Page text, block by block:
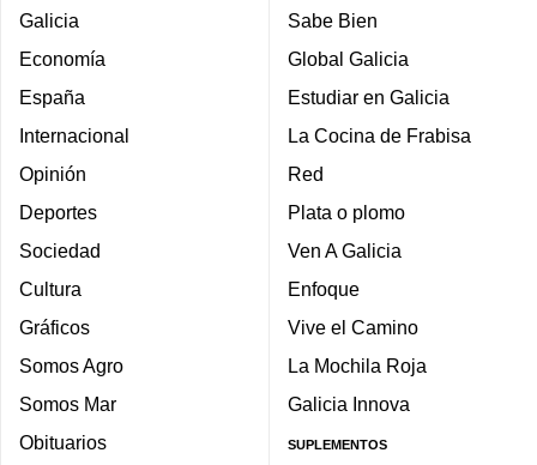
Galicia
Economía
España
Internacional
Opinión
Deportes
Sociedad
Cultura
Gráficos
Somos Agro
Somos Mar
Obituarios
Sabe Bien
Global Galicia
Estudiar en Galicia
La Cocina de Frabisa
Red
Plata o plomo
Ven A Galicia
Enfoque
Vive el Camino
La Mochila Roja
Galicia Innova
SUPLEMENTOS